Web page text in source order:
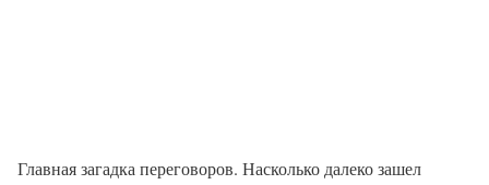
Главная загадка переговоров. Насколько далеко зашел